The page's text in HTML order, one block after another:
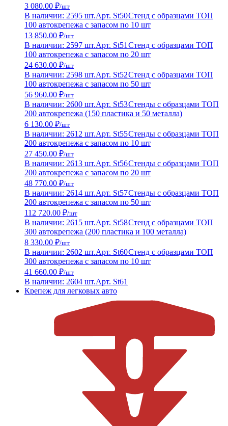
3 080.00 ₽/шт
В наличии: 2595 шт.Арт. St50Стенд с образцами ТОП
100 автокрепежа с запасом по 10 шт
13 850.00 ₽/шт
В наличии: 2597 шт.Арт. St51 Стенд с образцами ТОП
100 автокрепежа с запасом по 20 шт
24 630.00 ₽/шт
В наличии: 2598 шт.Арт. St52Стенд с образцами ТОП
100 автокрепежа с запасом по 50 шт
56 960.00 ₽/шт
В наличии: 2600 шт.Арт. St53Стенды с образцами ТОП
200 автокрепежа (150 пластика и 50 металла)
6 130.00 ₽/шт
В наличии: 2612 шт.Арт. St55Стенды с образцами ТОП
200 автокрепежа с запасом по 10 шт
27 450.00 ₽/шт
В наличии: 2613 шт.Арт. St56Стенды с образцами ТОП
200 автокрепежа с запасом по 20 шт
48 770.00 ₽/шт
В наличии: 2614 шт.Арт. St57Стенды с образцами ТОП
200 автокрепежа с запасом по 50 шт
112 720.00 ₽/шт
В наличии: 2615 шт.Арт. St58Стенд с образцами ТОП
300 автокрепежа (200 пластика и 100 металла)
8 330.00 ₽/шт
В наличии: 2602 шт.Арт. St60Стенд с образцами ТОП
300 автокрепежа с запасом по 10 шт
41 660.00 ₽/шт
В наличии: 2604 шт.Арт. St61
Крепеж для легковых авто